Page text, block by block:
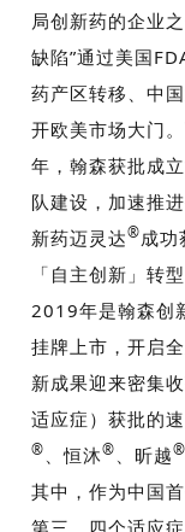
局创新药的企业之
缺陷”通过美国
药产区转移、中
开欧美市场大门
年，翰森获批成
队建设，加速推
新药迈灵达®成
「自主创新」转
2019年是翰森创
挂牌上市，开启
新成果迎来密集
适应症）获批的
® 、恒沐® 、昕越®
其中，作为中国
第三、四个适应